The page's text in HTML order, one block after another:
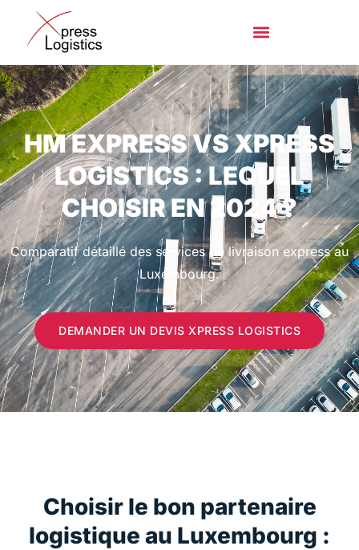
HM EXPRESS VS XPRESS
LOGISTICS : LEQUEL
CHOISIR EN 2024 ?
Comparatif détaillé des services de livraison express au
Luxembourg.
DEMANDER UN DEVIS XPRESS LOGISTICS
Choisir le bon partenaire
logistique au Luxembourg :